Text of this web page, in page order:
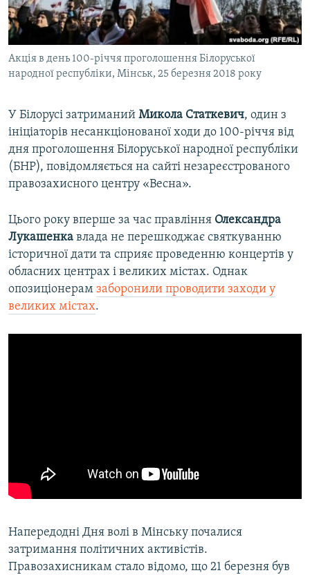
ВІДЕОУРОКИ «ELIFBE»
СВІДЧЕННЯ ОКУПАЦІЇ
УКРАЇНСЬКА ПРОБЛЕМА КРИМУ
Русский
Qırımtatar
Усі сайти RFE/RL
Акція в день 100-річчя проголошення Білоруської
народної республіки, Мінськ, 25 березня 2018 року
У Білорусі затриманий Микола Статкевич, один з
ініціаторів несанкціонованої ходи до 100-річчя від
дня проголошення Білоруської народної республіки
(БНР), повідомляється на сайті незареєстрованого
правозахисного центру «Весна».
Цього року вперше за час правління Олександра
Лукашенка влада не перешкоджає святкуванню
історичної дати та сприяє проведенню концертів у
обласних центрах і великих містах. Однак
опозиціонерам заборонили проводити заходи у
великих містах.
Напередодні Дня волі в Мінську почалися
затримання політичних активістів.
Правозахисникам стало відомо, що 21 березня був